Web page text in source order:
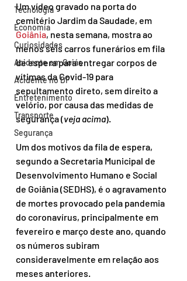
Tecnologia
Economia
Curiosidades
Acidente em Goiás
Acidente no DF
Entretenimento
Transporte
Segurança
Um vídeo gravado na porta do
cemitério Jardim da Saudade, em
Goiânia, nesta semana, mostra ao
menos seis carros funerários em fila
de espera para entregar corpos de
vítimas da Covid-19 para
sepultamento direto, sem direito a
velório, por causa das medidas de
segurança (veja acima).
Um dos motivos da fila de espera,
segundo a Secretaria Municipal de
Desenvolvimento Humano e Social
de Goiânia (SEDHS), é o agravamento
de mortes provocado pela pandemia
do coronavírus, principalmente em
fevereiro e março deste ano, quando
os números subiram
consideravelmente em relação aos
meses anteriores.